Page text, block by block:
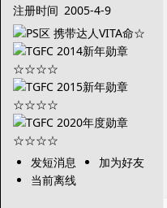
注册时间 2005-4-9
发短消息
加为好友
当前离线